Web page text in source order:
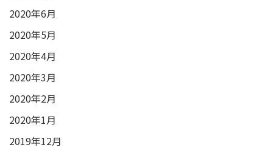
2020年6月
2020年5月
2020年4月
2020年3月
2020年2月
2020年1月
2019年12月